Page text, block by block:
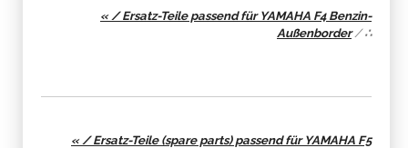
« / Ersatz-Teile passend für YAMAHA F4 Benzin-
Außenborder/∴
« / Ersatz-Teile (spare parts) passend für YAMAHA F5